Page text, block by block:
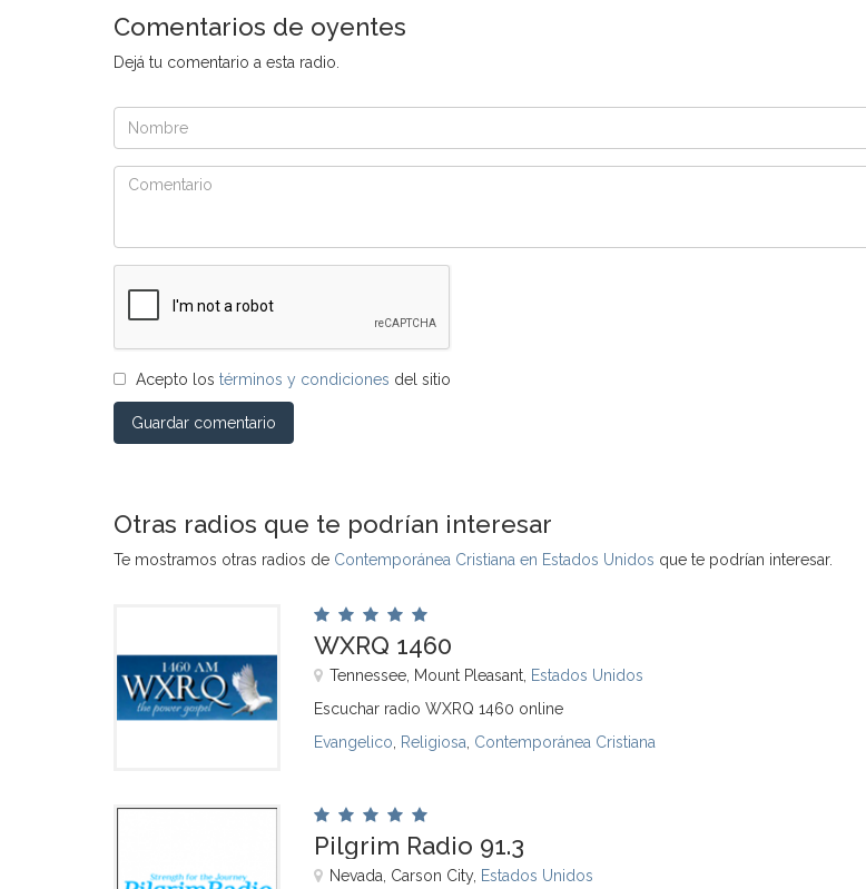
Comentarios de oyentes
Dejá tu comentario a esta radio.
Acepto los términos y condiciones del sitio
Guardar comentario
Otras radios que te podrían interesar
Te mostramos otras radios de Contemporánea Cristiana en Estados Unidos que te podrían interesar.
WXRQ 1460
Tennessee, Mount Pleasant, Estados Unidos
Escuchar radio WXRQ 1460 online
Evangelico
Religiosa Contemporánea Cristiana
Pilgrim Radio 91.3
Nevada, Carson City, Estados Unidos